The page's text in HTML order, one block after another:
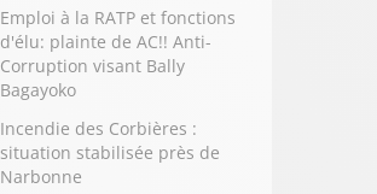
Emploi à la RATP et fonctions
d'élu: plainte de AC!! Anti-
Corruption visant Bally
Bagayoko
Incendie des Corbières :
situation stabilisée près de
Narbonne